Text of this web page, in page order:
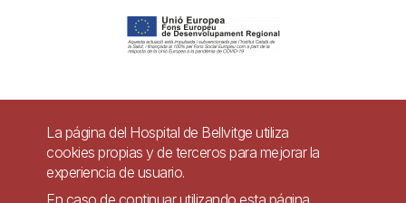
Pie
Contacto
Accesibilidad
La página del Hospital de Bellvitge utiliza
cookies propias y de terceros para mejorar la
experiencia de usuario.